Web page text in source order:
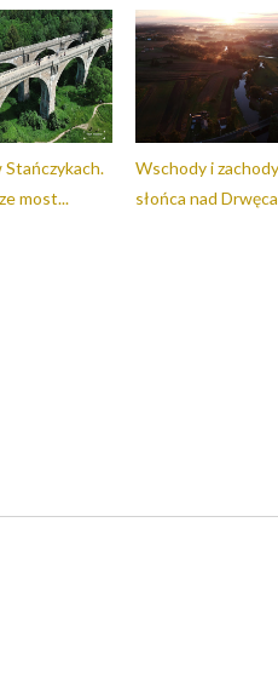
most...
Wschody i zachody
słońca nad